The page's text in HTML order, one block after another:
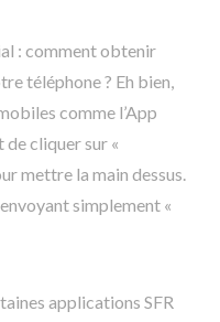
: comment obtenir
téléphone ? Eh bien,
comme l’App
cliquer sur «
mettre la main dessus.
simplement «
applications SFR